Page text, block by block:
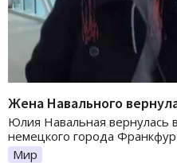
Жена Навального
Юлия Навальная вернулась
немецкого города
Мир